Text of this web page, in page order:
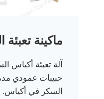
ماكينة
آلة تعبئة أكياس
حبيبات عمودي
السكر في أكياس.